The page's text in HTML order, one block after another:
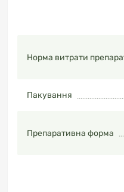
Норма витрати
Пакування
Препаративна форма